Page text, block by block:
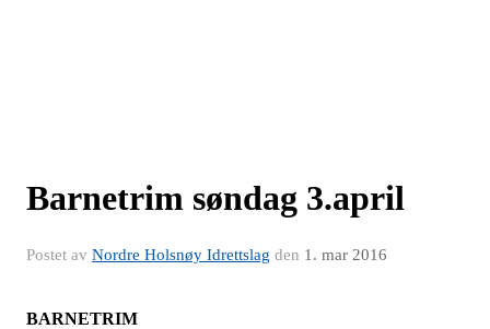
Barnetrim søndag 3.april
Postet av Nordre Holsnøy Idrettslag den 1. mar 2016
BARNETRIM